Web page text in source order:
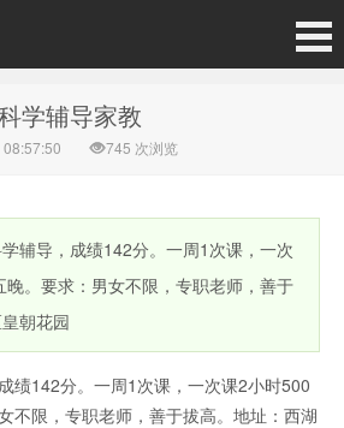
学辅导家教
745 次浏览
辅导，成绩142分。一周1次课，一次
。要求：男女不限，专职老师，善于
朝花园
绩142分。一周1次课，一次课2小时500
不限，专职老师，善于拔高。地址：西湖